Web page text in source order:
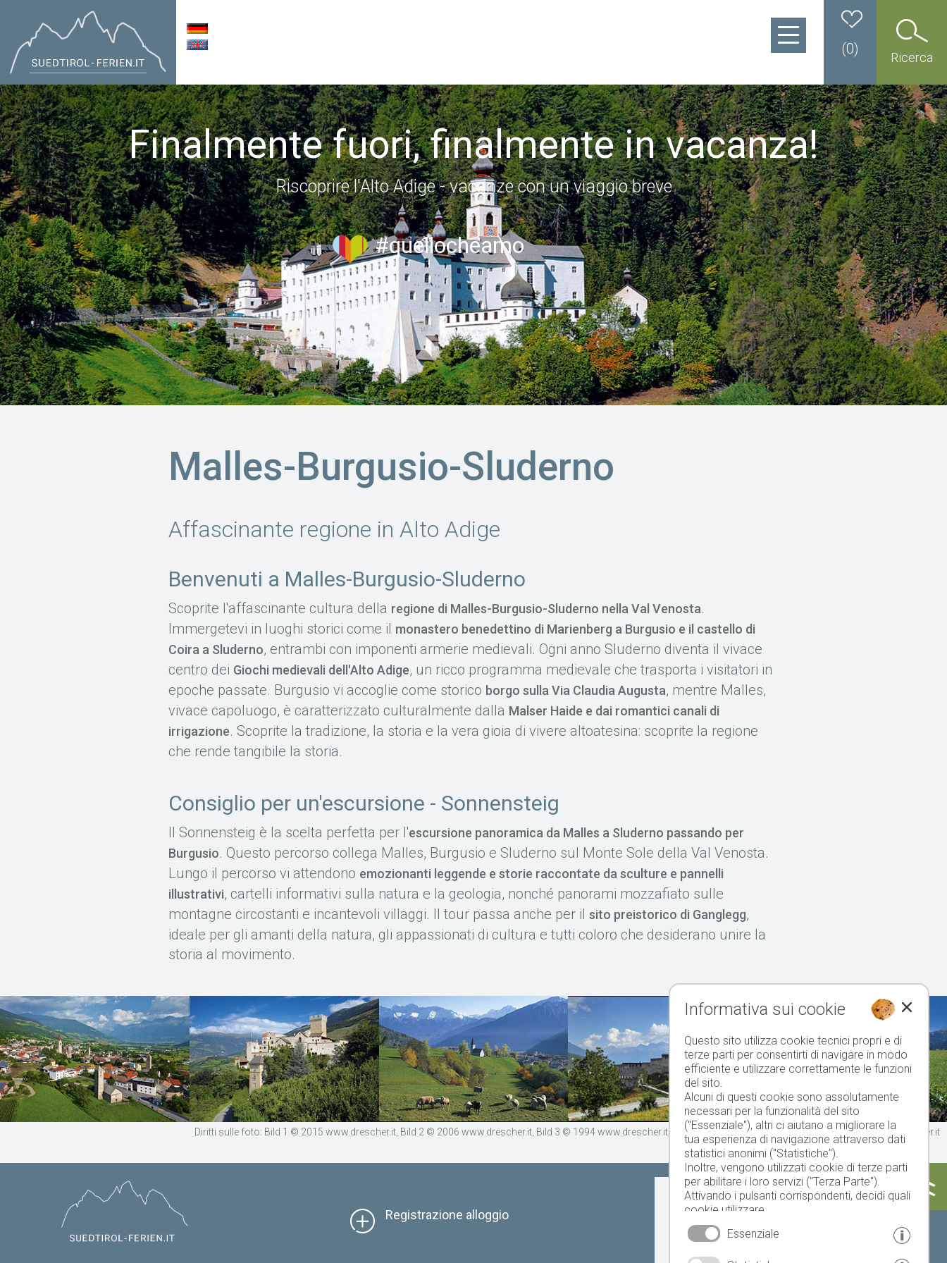
Ricerca
(0)
Finalmente fuori, finalmente in vacanza!
Riscoprire l'Alto Adige - vacanze con un viaggio breve
#quellocheamo
Malles-Burgusio-Sluderno
Affascinante regione in Alto Adige
Benvenuti a Malles-Burgusio-Sluderno
Scoprite l'affascinante cultura della regione di Malles-Burgusio-Sluderno nella Val Venosta.
Immergetevi in luoghi storici come il monastero benedettino di Marienberg a Burgusio e il castello di
Coira a Sluderno, entrambi con imponenti armerie medievali. Ogni anno Sluderno diventa il vivace
centro dei Giochi medievali dell'Alto Adige, un ricco programma medievale che trasporta i visitatori in
epoche passate. Burgusio vi accoglie come storico borgo sulla Via Claudia Augusta, mentre Malles,
vivace capoluogo, è caratterizzato culturalmente dalla Malser Haide e dai romantici canali di
irrigazione. Scoprite la tradizione, la storia e la vera gioia di vivere altoatesina: scoprite la regione
che rende tangibile la storia.
Consiglio per un'escursione - Sonnensteig
Il Sonnensteig è la scelta perfetta per l'escursione panoramica da Malles a Sluderno passando per
Burgusio. Questo percorso collega Malles, Burgusio e Sluderno sul Monte Sole della Val Venosta.
Lungo il percorso vi attendono emozionanti leggende e storie raccontate da sculture e pannelli
illustrativi, cartelli informativi sulla natura e la geologia, nonché panorami mozzafiato sulle
montagne circostanti e incantevoli villaggi. Il tour passa anche per ilsito preistorico di Ganglegg,
ideale per gli amanti della natura, gli appassionati di cultura e tutti coloro che desiderano unire la
storia al movimento.
Diritti sulle foto: Bild 1 © 2015 www.drescher.it, Bild 2 © 2006 www.drescher.it, Bild 3 © 1994 www.drescher.it, Bild 4 © 2015 www.drescher.it, Bild 5 © 2005 www.drescher.it
Registrazione alloggio
Oggi Domani martedì
Informativa sui cookie
Questo sito utilizza cookie tecnici propri e di
terze parti per consentirti di navigare in modo
efficiente e utilizzare correttamente le funzioni
del sito.
Alcuni di questi cookie sono assolutamente
necessari per la funzionalità del sito
("Essenziale"), altri ci aiutano a migliorare la
tua esperienza di navigazione attraverso dati
statistici anonimi ("Statistiche").
Inoltre, vengono utilizzati cookie di terze parti
per abilitare i loro servizi ("Terza Parte").
Attivando i pulsanti corrispondenti, decidi quali
cookie utilizzare.
Cliccando su "Accetta tutto", "Salva selezione"
o "Rifiuta selezione", dichiari di consentire l'uso
Essenziale